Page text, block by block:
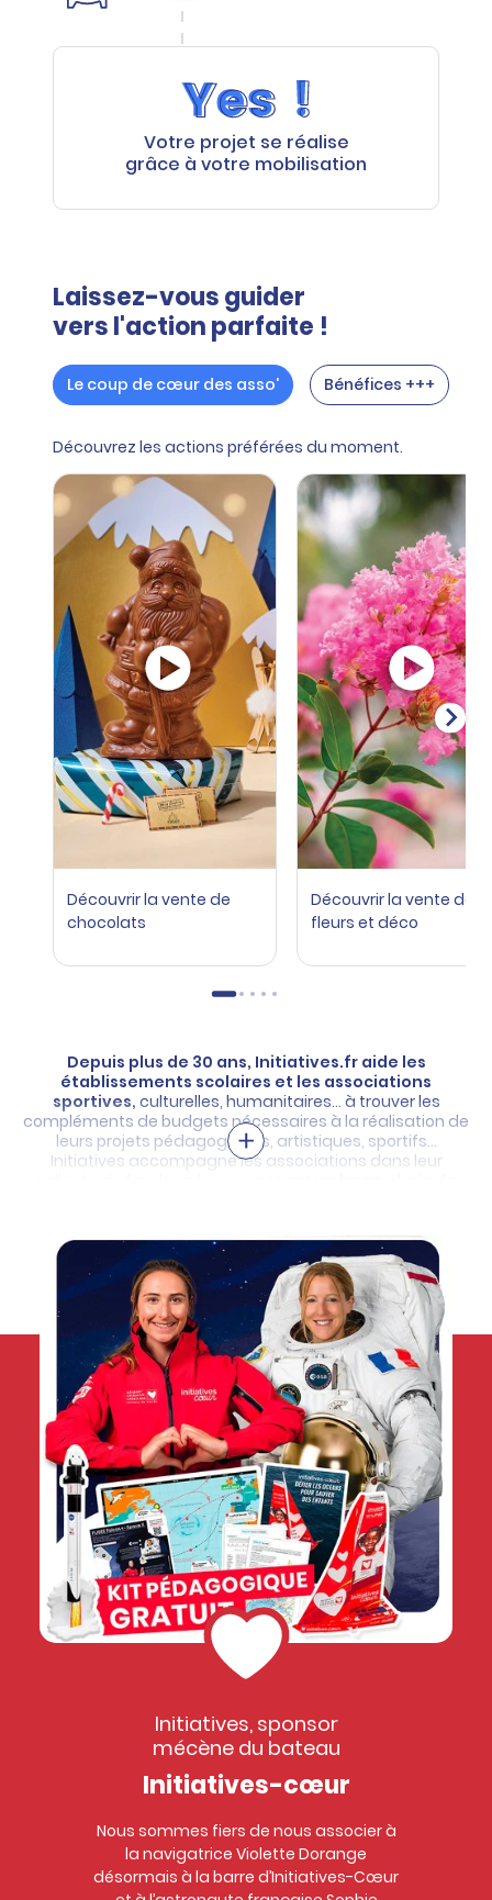
Votre projet se réalise
grâce à votre mobilisation
Laissez-vous guider
vers l'action parfaite !
Le coup de cœur des asso' Bénéfices +++
Découvrez les actions préférées du moment.
Découvrir la vente de
chocolats
Découvrir la vente de
fleurs et déco
Depuis plus de 30 ans, Initiatives.fr aide les
établissements scolaires et les associations
sportives, culturelles, humanitaires… à trouver les
compléments de budgets nécessaires à la réalisation de
leurs projets pédagogiques, artistiques, sportifs…
Initiatives accompagne les associations dans leur
Initiatives, sponsor
mécène du bateau
Initiatives-cœur
Nous sommes fiers de nous associer à
la navigatrice Violette Dorange
désormais à la barre d’Initiatives-Cœur